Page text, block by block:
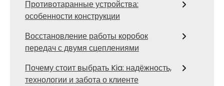
Противотаранные устройства:
особенности конструкции
Восстановление работы коробок
передач с двумя сцеплениями
Почему стоит выбрать Kia: надёжность,
технологии и забота о клиенте